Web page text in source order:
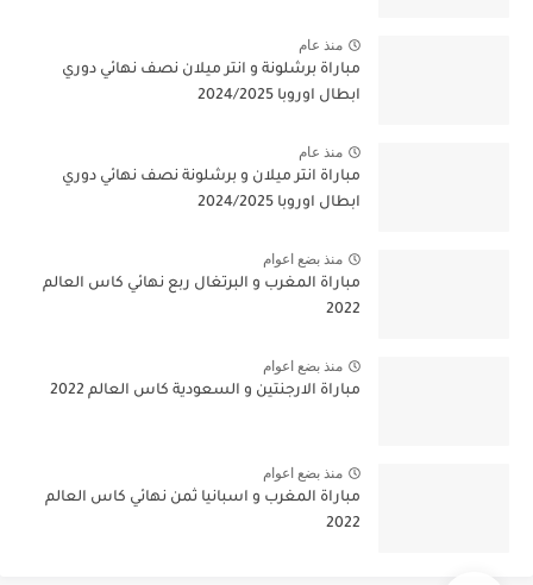
منذ عام
مباراة برشلونة و انتر ميلان نصف نهائي دوري
ابطال اوروبا 2024/2025
منذ عام
مباراة انتر ميلان و برشلونة نصف نهائي دوري
ابطال اوروبا 2024/2025
منذ بضع اعوام
مباراة المغرب و البرتغال ربع نهائي كاس العالم
2022
منذ بضع اعوام
مباراة الارجنتين و السعودية كاس العالم 2022
منذ بضع اعوام
مباراة المغرب و اسبانيا ثمن نهائي كاس العالم
2022